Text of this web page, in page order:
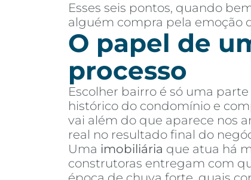
Esses seis pontos, quando
alguém compra pela emoção
O papel de
processo
Escolher bairro é só uma
histórico do condomínio e
vai além do que aparece nos
real no resultado final do
Uma imobiliária que atua há
construtoras entregam com